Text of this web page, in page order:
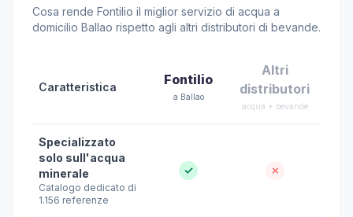
Cosa rende Fontilio il miglior servizio di acqua a
domicilio Ballao rispetto agli altri distributori di bevande.
Caratteristica Fontilio
a Ballao
Altri
distributori
acqua + bevande
Specializzato
solo sull'acqua
minerale
Catalogo dedicato di
1.156 referenze
✓ ✗